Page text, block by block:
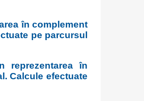
în complement
pe parcursul
reprezentarea în
Calcule efectuate